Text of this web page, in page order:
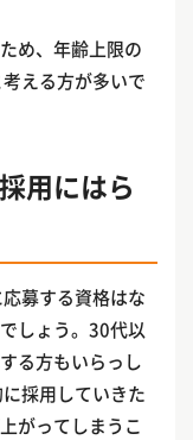
め、年齢上限の
える方が多いで
用にはら
募する資格はな
しょう。30代以
る方もいらっし
採用していきた
がってしまうこ